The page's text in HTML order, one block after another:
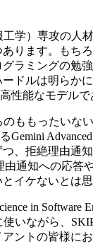
学）専攻の人
ります。もち
ラミングの勉
ドルは明ら
能なモデル
ももったいな
Gemini
、拒絶理由通
由通知への応
イケないとは
in
いながら、
ントの皆様に